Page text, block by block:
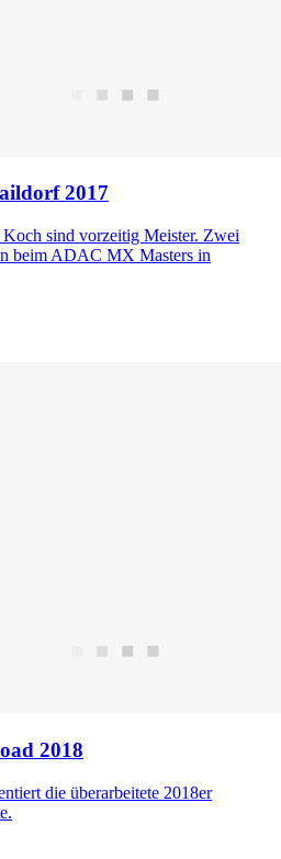
2017
sind vorzeitig Meister. Zwei
beim ADAC MX Masters in
2018
die überarbeitete 2018er